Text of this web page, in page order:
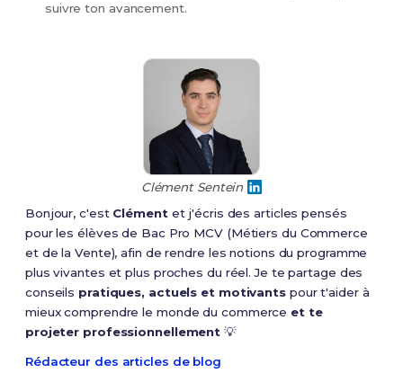
suivre ton avancement.
Clément Sentein
Bonjour, c'est Clément et j'écris des articles pensés
pour les élèves de Bac Pro MCV (Métiers du Commerce
et de la Vente), afin de rendre les notions du programme
plus vivantes et plus proches du réel. Je te partage des
conseils pratiques, actuels et motivantspour t'aider à
mieux comprendre le monde du commerce et te
projeter professionnellement 💡
Rédacteur des articles de blog